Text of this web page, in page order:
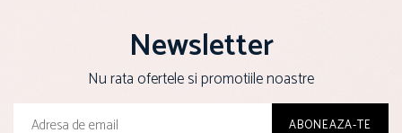
Newsletter
Nu rata ofertele si promotiile noastre